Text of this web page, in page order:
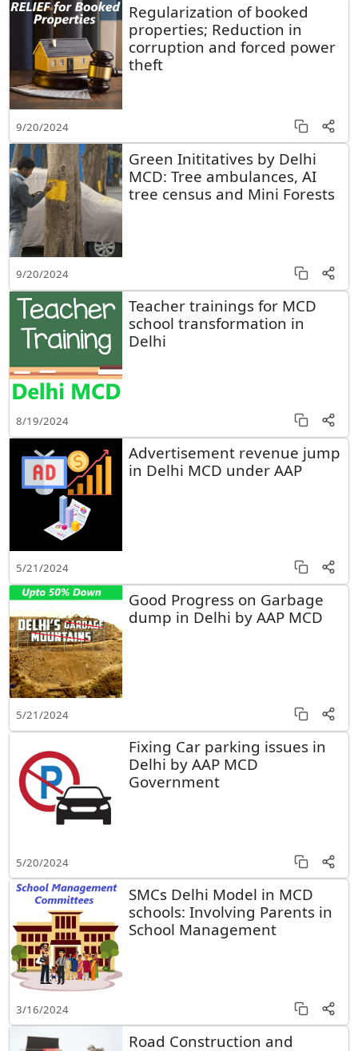
Regularization of booked
properties; Reduction in
corruption and forced power
theft
9/20/2024
Green Inititatives by Delhi
MCD: Tree ambulances, AI
tree census and Mini Forests
9/20/2024
Teacher trainings for MCD
school transformation in
Delhi
8/19/2024
Advertisement revenue jump
in Delhi MCD under AAP
5/21/2024
Good Progress on Garbage
dump in Delhi by AAP MCD
5/21/2024
Fixing Car parking issues in
Delhi by AAP MCD
Government
5/20/2024
SMCs Delhi Model in MCD
schools: Involving Parents in
School Management
3/16/2024
Road Construction and